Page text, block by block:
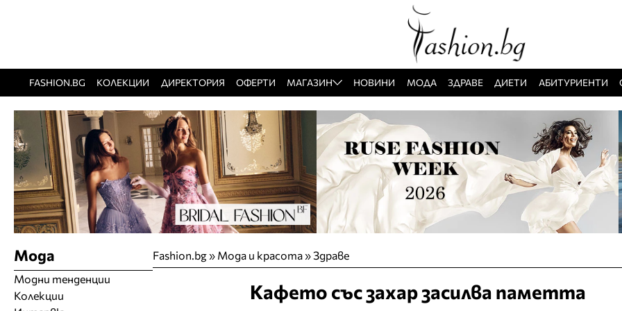
FASHION.BG КОЛЕКЦИИ ДИРЕКТОРИЯ ОФЕРТИ МАГАЗИН НОВИНИ МОДА ЗДРАВЕ ДИЕТИ АБИТУРИЕНТИ
Fashion.bg» Мода и красота»Здраве
Кафето със захар засилва паметта
Мода
Модни тенденции
Колекции